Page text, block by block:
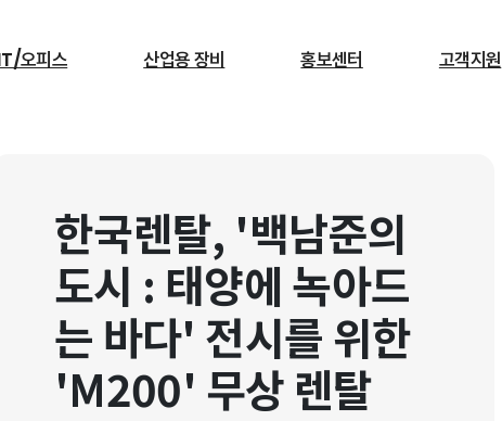
오피스 산업용 장비 홍보센터 고객지원
서빙로봇한국렌탈, '백남준의
도시 : 태양에 녹아드
는 바다' 전시를 위한
'M200' 무상 렌탈